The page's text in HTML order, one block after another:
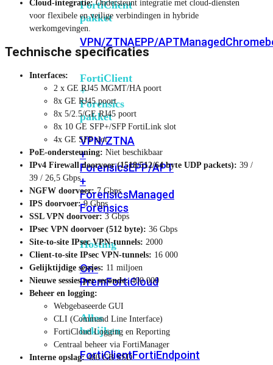
FortiClient
pakket
VPN/ZTNAEPP/APTManaged
FortiClient
+
Forensics
pakket
VPN/ZTNA
+
ForensicsEPP/APT
+
ForensicsManaged
Forensics
Hosting
On-
PremFortiCloud
Alles
bekijken
FortiClientFortiEndpoint
Cloud-integratie:Ondersteunt integratie met cloud-diensten
voor flexibele en veilige verbindingen in hybride
werkomgevingen.
Technische specificaties
Interfaces:
2 x GE RJ45 MGMT/HA poort
8x GE RJ45 poort
8x 5/2.5/GE RJ45 poort
8x 10 GE SFP+/SFP FortiLink slot
4x GE SFP slot
PoE-ondersteuning: Niet beschikbaar
IPv4 Firewall doorvoer (1518/512/64 byte UDP packets): 39 /
39 / 26,5 Gbps
NGFW doorvoer:7 Gbps
IPS doorvoer:9 Gbps
SSL VPN doorvoer: 3 Gbps
IPsec VPN doorvoer (512 byte): 36 Gbps
Site-to-site IPsec VPN-tunnels: 2000
Client-to-site IPsec VPN-tunnels: 16 000
Gelijktijdige sessies: 11 miljoen
Nieuwe sessies per seconde:400 000
Beheer en logging:
Webgebaseerde GUI
CLI (Command Line Interface)
FortiCloud Logging en Reporting
Centraal beheer via FortiManager
Interne opslag:480 GB SSD